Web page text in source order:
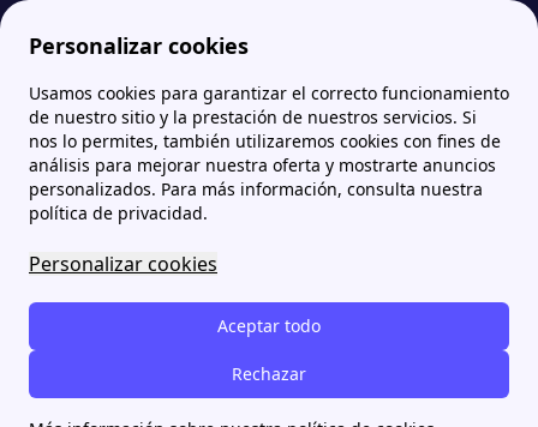
Personalizar cookies
Usamos cookies para garantizar el correcto funcionamiento
de nuestro sitio y la prestación de nuestros servicios. Si
nos lo permites, también utilizaremos cookies con fines de
análisis para mejorar nuestra oferta y mostrarte anuncios
personalizados. Para más información, consulta nuestra
política de privacidad.
Personalizar cookies
Aceptar todo
Rechazar
Papernest.es MoreIberdrola Número CUPS Iberdrola 2026: ¿Dónde se puede encontrar?
Número CUPS Iberdrola
2026: ¿Dónde se puede
encontrar?
El número CUPSIberdrolaesel código único
que identifica un punto de suministro. Se
encuentra al final de sufactura